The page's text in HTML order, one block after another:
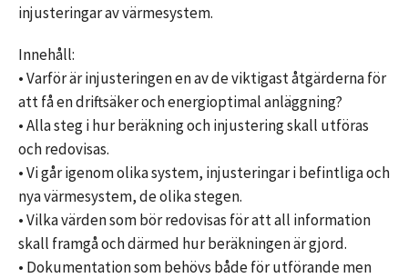
injusteringar av värmesystem.
Innehåll:
• Varför är injusteringen en av de viktigast åtgärderna för
att få en driftsäker och energioptimal anläggning?
• Alla steg i hur beräkning och injustering skall utföras
och redovisas.
• Vi går igenom olika system, injusteringar i befintliga och
nya värmesystem, de olika stegen.
• Vilka värden som bör redovisas för att all information
skall framgå och därmed hur beräkningen är gjord.
• Dokumentation som behövs både för utförande men